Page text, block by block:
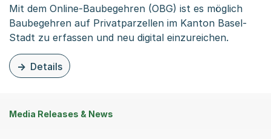
Mit dem Online-Baubegehren (OBG) ist es möglich
Baubegehren auf Privatparzellen im Kanton Basel-
Stadt zu erfassen und neu digital einzureichen.
Details
zu dieser Organisationsseite: Online-Baubegehren
Media Releases & News